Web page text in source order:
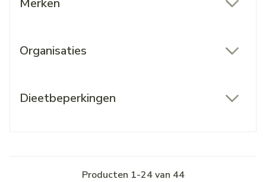
Merken
Organisaties
Dieetbeperkingen
Producten 1-24van 44